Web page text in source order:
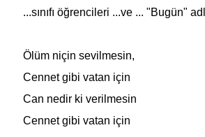
...sınıfı öğrencileri ...ve ... "Bugün"
Ölüm niçin sevilmesin,
Cennet gibi vatan için
Can nedir ki verilmesin
Cennet gibi vatan için